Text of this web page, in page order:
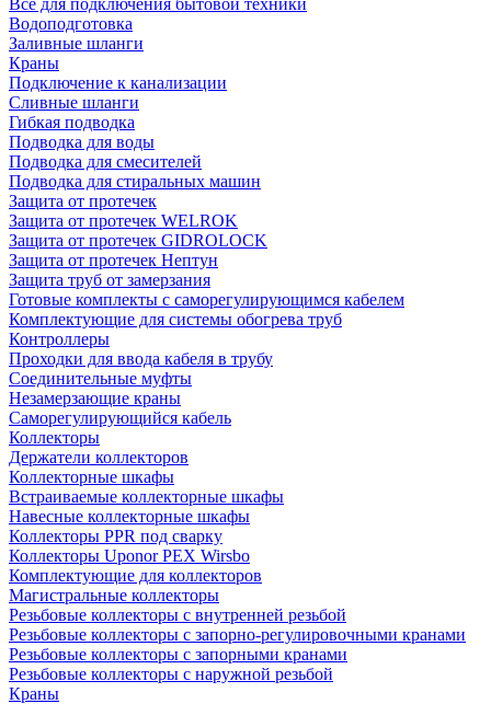
Водоподготовка
Заливные шланги
Краны
Подключение к канализации
Сливные шланги
Гибкая подводка
Подводка для воды
Подводка для смесителей
Подводка для стиральных машин
Защита от протечек
Защита от протечек WELROK
Защита от протечек GIDROLOCK
Защита от протечек Нептун
Защита труб от замерзания
Готовые комплекты с саморегулирующимся кабелем
Комплектующие для системы обогрева труб
Контроллеры
Проходки для ввода кабеля в трубу
Соединительные муфты
Незамерзающие краны
Саморегулирующийся кабель
Коллекторы
Держатели коллекторов
Коллекторные шкафы
Встраиваемые коллекторные шкафы
Навесные коллекторные шкафы
Коллекторы PPR под сварку
Коллекторы Uponor PEX Wirsbo
Комплектующие для коллекторов
Магистральные коллекторы
Резьбовые коллекторы с внутренней резьбой
Резьбовые коллекторы с запорно-регулировочными кранами
Резьбовые коллекторы с запорными кранами
Резьбовые коллекторы с наружной резьбой
Краны